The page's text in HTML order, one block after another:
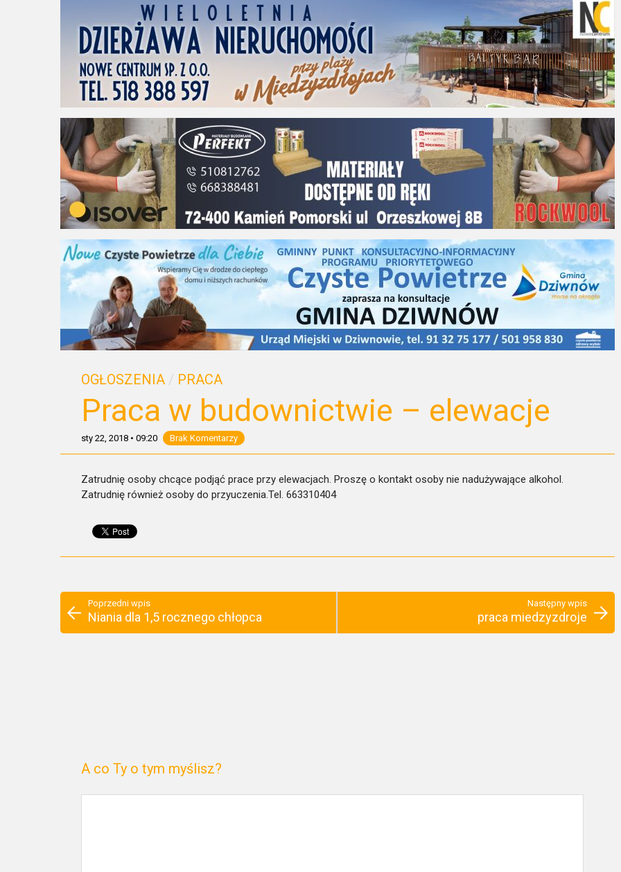
OGŁOSZENIA / PRACA
Praca w budownictwie – elewacje
sty 22, 2018 • 09:20 Brak Komentarzy
Zatrudnię osoby chcące podjąć prace przy elewacjach. Proszę o kontakt osoby nie nadużywające alkohol.
Zatrudnię również osoby do przyuczenia.Tel. 663310404
Poprzedni wpis
Niania dla 1,5 rocznego chłopca
Następny wpis
praca miedzyzdroje
A co Ty o tym myślisz?